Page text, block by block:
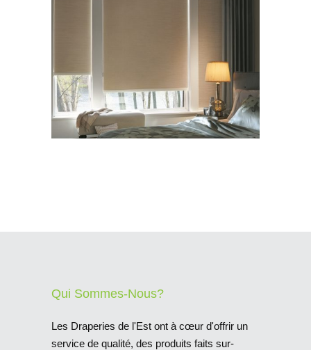
Qui Sommes-Nous?
Les Draperies de l'Est ont à cœur d'offrir un
service de qualité, des produits faits sur-